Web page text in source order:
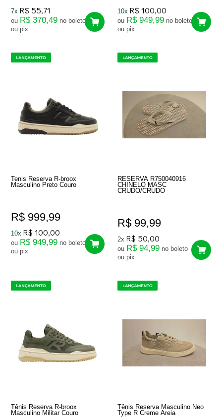
7x R$ 55,71
ou R$ 370,49 no boleto
ou pix
10x R$ 100,00
ou R$ 949,99 no boleto
ou pix
Tenis Reserva R-broox
Masculino Preto Couro
R$ 999,99
10x R$ 100,00
ou R$ 949,99 no boleto
ou pix
RESERVA R750040916
CHINELO MASC
CRUDO/CRUDO
R$ 99,99
2x R$ 50,00
ou R$ 94,99 no boleto
ou pix
Tênis Reserva R-broox
Masculino Militar Couro
Tênis Reserva Masculino Neo
Type R Creme Areia